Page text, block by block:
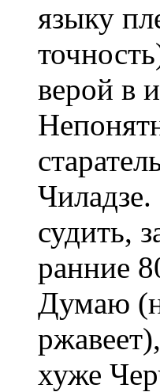
языку
верой в
Чиладзе.
судить,
ранние
Думаю
хуже